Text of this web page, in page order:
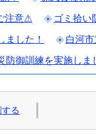
注意⚠ ゴミ拾い
ました！ 白河
御訓練を実施しま
る